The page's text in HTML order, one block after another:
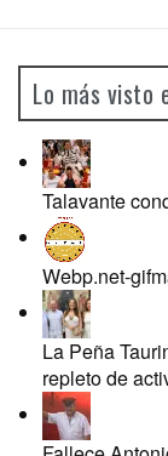
Lo más visto
Talavante
Webp.net-
La Peña
repleto de